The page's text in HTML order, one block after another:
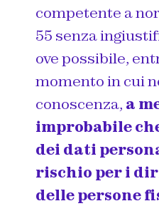
competente a
55 senza
ove possibile,
momento in cui
conoscenza, a
improbabile
dei dati
rischio per i
delle persone